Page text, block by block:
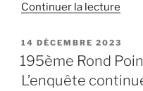
Continuer la lecture
duo
de
PUBLIÉ
LE
14 DÉCEMBRE 2023
195ème Rond
L’enquête